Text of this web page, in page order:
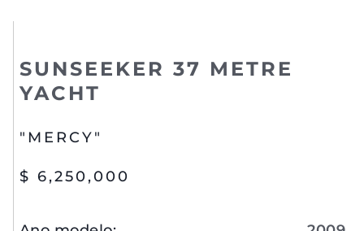
SUNSEEKER 37 METRE
YACHT
"MERCY"
$ 6,250,000